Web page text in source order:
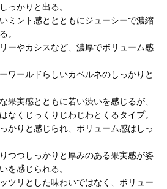
っかりと出る。
ミント感ととともにジューシーで濃縮
。
ーやカシスなど、濃厚でボリューム感
ワールドらしいカベルネのしっかりと
果実感とともに若い渋いを感じるが、
なくじっくりじわじわとくるタイプ。
かりと感じられ、ボリューム感はしっ
つつしっかりと厚みのある果実感が姿
を感じられる。
ツリとした味わいではなく、ボリュー